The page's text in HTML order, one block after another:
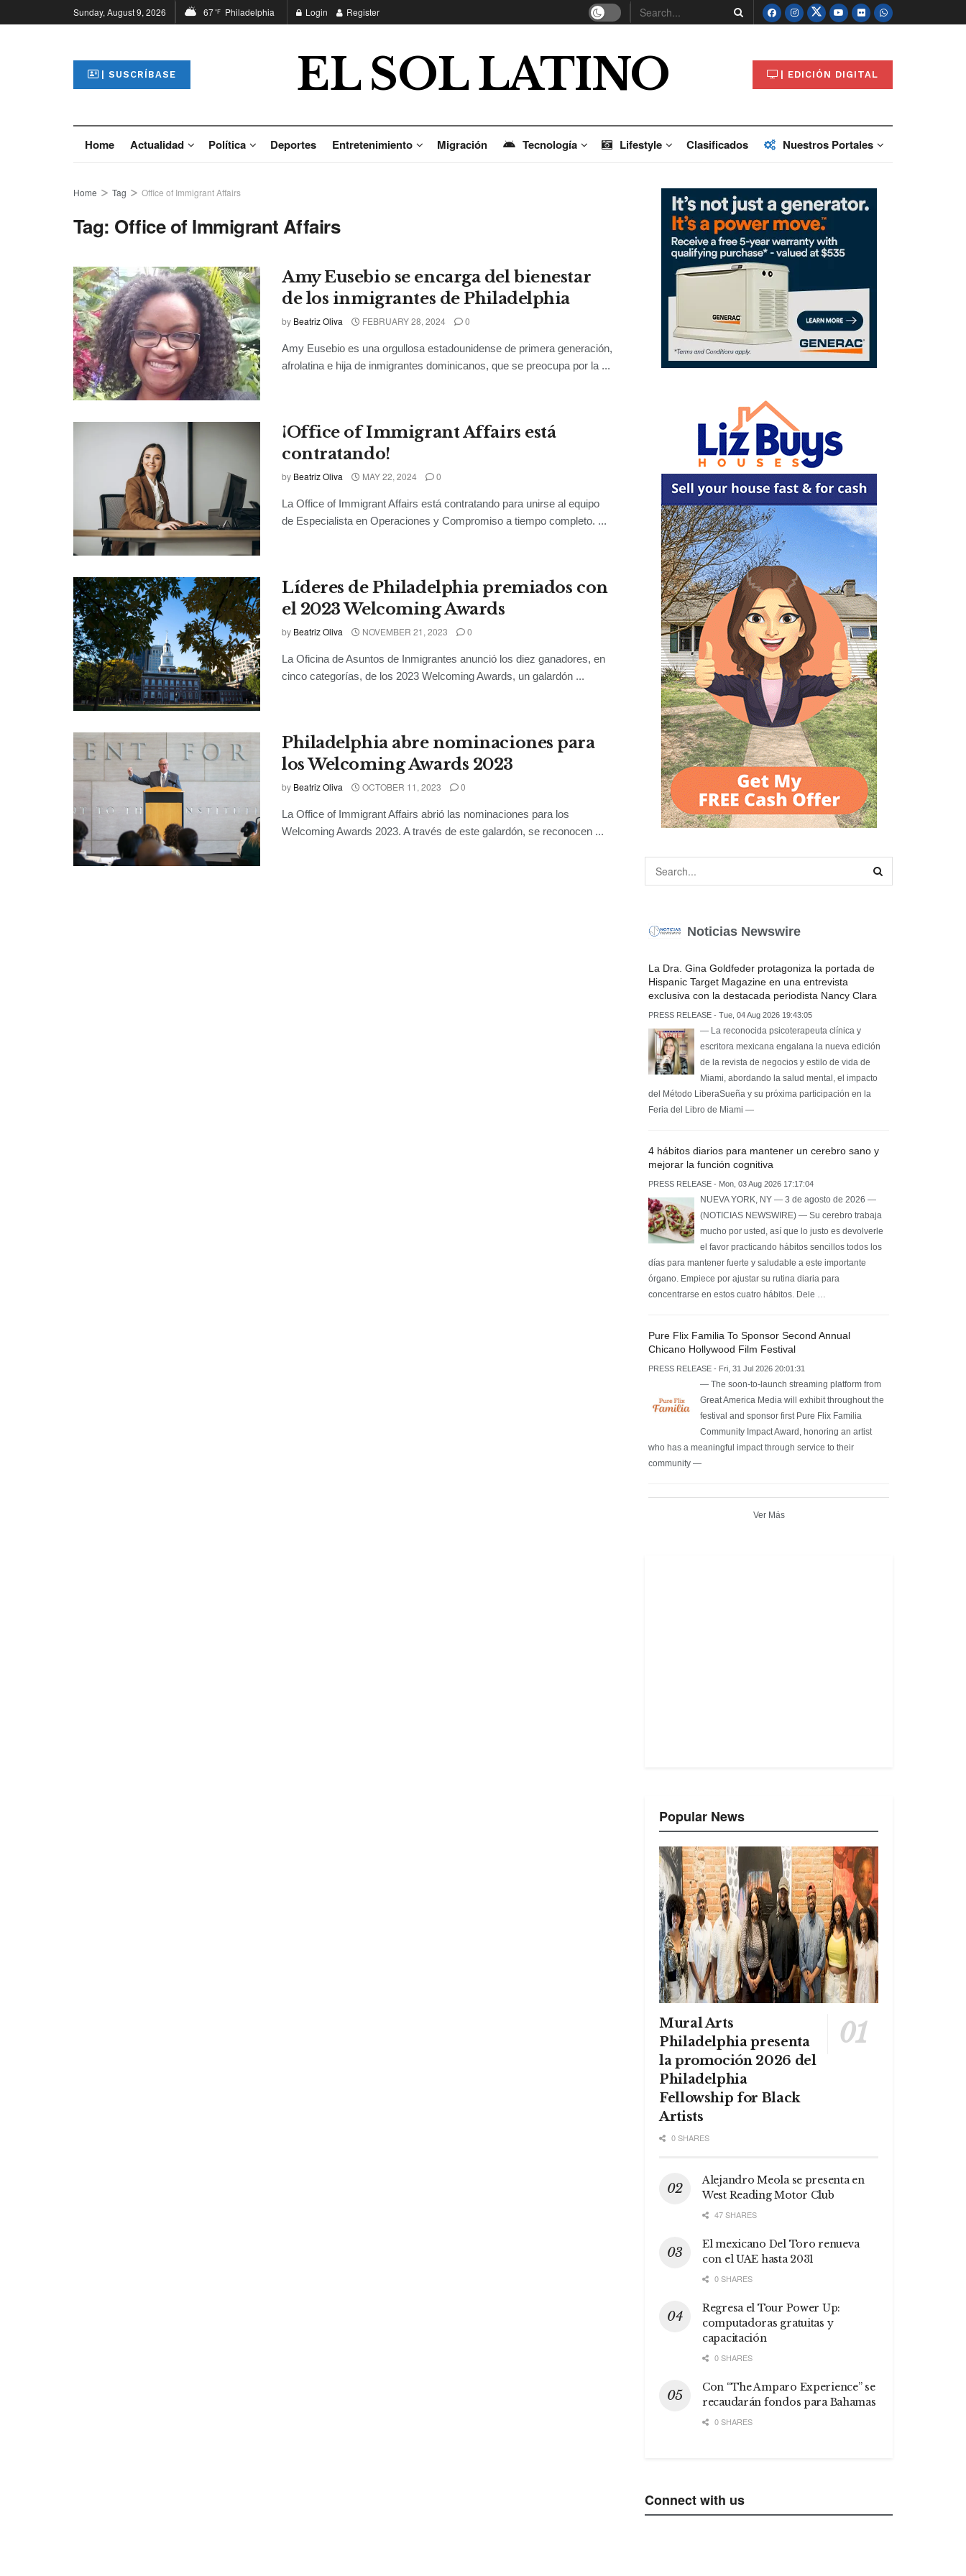
Sunday, August 9, 2026 67°F Philadelphia Login Register
| SUSCRÍBASE EL SOL LATINO | EDICIÓN DIGITAL
Home Actualidad Política Deportes Entretenimiento Migración Tecnología Lifestyle Clasificados Nuestros Portales
Home Tag Office of Immigrant Affairs
Tag: Office of Immigrant Affairs
Amy Eusebio se encarga del bienestar
de los inmigrantes de Philadelphia
by Beatriz Oliva FEBRUARY 28, 2024 0
Amy Eusebio es una orgullosa estadounidense de primera generación,
afrolatina e hija de inmigrantes dominicanos, que se preocupa por la ...
¡Office of Immigrant Affairs está
contratando!
by Beatriz Oliva MAY 22, 2024 0
La Office of Immigrant Affairs está contratando para unirse al equipo
de Especialista en Operaciones y Compromiso a tiempo completo. ...
Líderes de Philadelphia premiados con
el 2023 Welcoming Awards
by Beatriz Oliva NOVEMBER 21, 2023 0
La Oficina de Asuntos de Inmigrantes anunció los diez ganadores, en
cinco categorías, de los 2023 Welcoming Awards, un galardón ...
Philadelphia abre nominaciones para
los Welcoming Awards 2023
by Beatriz Oliva OCTOBER 11, 2023 0
La Office of Immigrant Affairs abrió las nominaciones para los
Welcoming Awards 2023. A través de este galardón, se reconocen ...
Noticias Newswire
La Dra. Gina Goldfeder protagoniza la portada de
Hispanic Target Magazine en una entrevista
exclusiva con la destacada periodista Nancy Clara
PRESS RELEASE - Tue, 04 Aug 2026 19:43:05
— La reconocida psicoterapeuta clínica y
escritora mexicana engalana la nueva edición
de la revista de negocios y estilo de vida de
Miami, abordando la salud mental, el impacto
del Método LiberaSueña y su próxima participación en la
Feria del Libro de Miami —
4 hábitos diarios para mantener un cerebro sano y
mejorar la función cognitiva
PRESS RELEASE - Mon, 03 Aug 2026 17:17:04
NUEVA YORK, NY — 3 de agosto de 2026 —
(NOTICIAS NEWSWIRE) — Su cerebro trabaja
mucho por usted, así que lo justo es devolverle
el favor practicando hábitos sencillos todos los
días para mantener fuerte y saludable a este importante
órgano. Empiece por ajustar su rutina diaria para
concentrarse en estos cuatro hábitos. Dele …
Pure Flix Familia To Sponsor Second Annual
Chicano Hollywood Film Festival
PRESS RELEASE - Fri, 31 Jul 2026 20:01:31
— The soon-to-launch streaming platform from
Great America Media will exhibit throughout the
festival and sponsor first Pure Flix Familia
Community Impact Award, honoring an artist
who has a meaningful impact through service to their
community —
Ver Más
Popular News
Mural Arts
Philadelphia presenta
la promoción 2026 del
Philadelphia
Fellowship for Black
Artists
0 SHARES
Alejandro Meola se presenta en
West Reading Motor Club
47 SHARES
El mexicano Del Toro renueva
con el UAE hasta 2031
0 SHARES
Regresa el Tour Power Up:
computadoras gratuitas y
capacitación
0 SHARES
Con “The Amparo Experience” se
recaudarán fondos para Bahamas
0 SHARES
Connect with us